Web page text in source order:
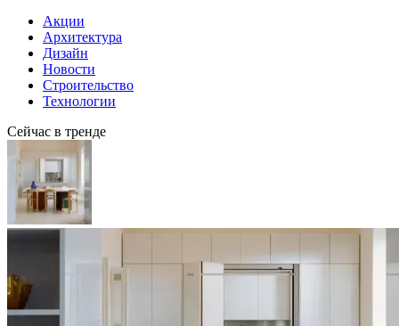
Акции
Архитектура
Дизайн
Новости
Строительство
Технологии
Сейчас в тренде